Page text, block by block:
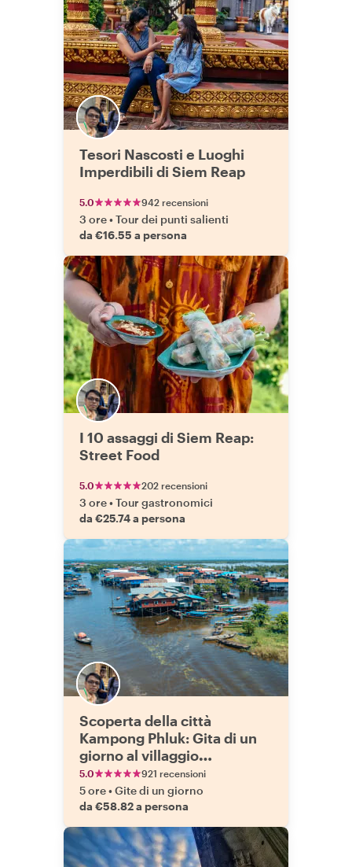
Tesori Nascosti e Luoghi
Imperdibili di Siem Reap
5.0 942 recensioni
3 ore•Tour dei punti salienti
da €16.55 a persona
I 10 assaggi di Siem Reap:
Street Food
5.0 202 recensioni
3 ore•Tour gastronomici
da €25.74 a persona
Scoperta della città
Kampong Phluk: Gita di un
giorno al villaggio
galleggiante
5.0 921 recensioni
5 ore•Gite di un giorno
da €58.82 a persona